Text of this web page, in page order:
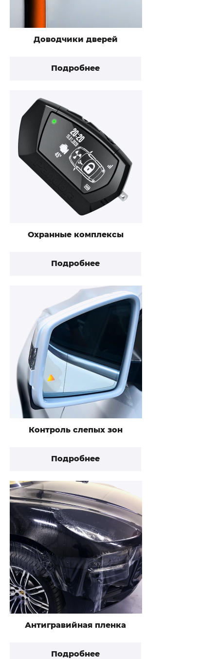
Доводчики дверей
Подробнее
Охранные комплексы
Подробнее
Контроль слепых зон
Подробнее
Антигравийная пленка
Подробнее